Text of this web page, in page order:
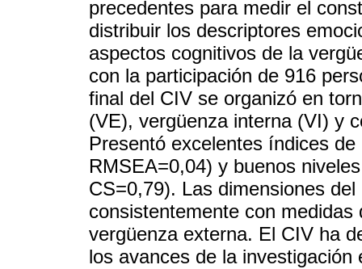
precedentes para medir el
distribuir los descriptores
aspectos cognitivos de la
con la participación de 916
final del CIV se organizó en
(VE), vergüenza interna (VI) y
Presentó excelentes índices
RMSEA=0,04) y buenos
CS=0,79). Las dimensiones
consistentemente con
vergüenza externa. El CIV ha
los avances de la